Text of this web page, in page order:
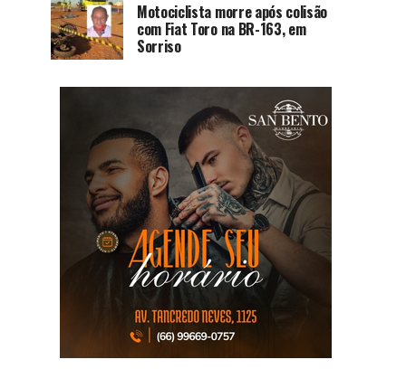
Motociclista morre após colisão
com Fiat Toro na BR-163, em
Sorriso